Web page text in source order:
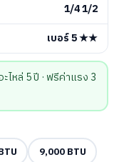
1/4 1/2
เบอร์ 5 ★★
ไหล่ 5 ปี · ฟรีค่าแรง 3
9,000 BTU